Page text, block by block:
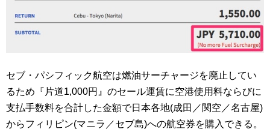
セブ・パシフィック航空は燃油サーチャージを廃止してい
るため『片道1,000円』のセール運賃に空港使用料ならびに
支払手数料を合計した金額で日本各地(成田／関空／名古屋)
からフィリピン(マニラ／セブ島)への航空券を購入できる。